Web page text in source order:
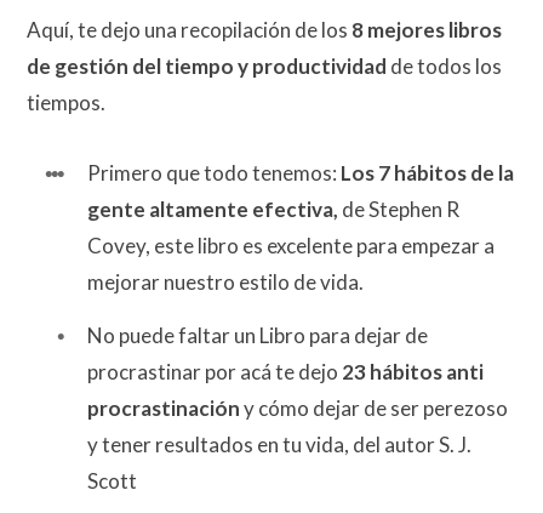
Aquí, te dejo una recopilación de los 8 mejores libros
de gestión del tiempo y productividad de todos los
tiempos.
Primero que todo tenemos: Los 7 hábitos de la
gente altamente efectiva, de Stephen R
Covey, este libro es excelente para empezar a
mejorar nuestro estilo de vida.
No puede faltar un Libro para dejar de
procrastinar por acá te dejo 23 hábitos anti
procrastinacióny cómo dejar de ser perezoso
y tener resultados en tu vida, del autor S. J.
Scott